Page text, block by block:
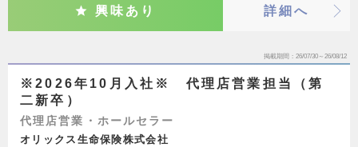
興味あり 詳細へ
掲載期間 26/07/30～26/08/12
※2026年10月入社※ 代理店営業担当（第
二新卒）
代理店営業・ホールセラー
オリックス生命保険株式会社